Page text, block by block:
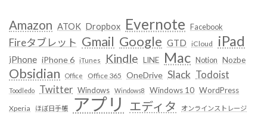
Amazon ATOK Dropbox Evernote Facebook
Fireタブレット Gmail Google GTD iCloud iPad
iPhone iPhone 6 iTunes Kindle LINE Mac Notion Nozbe
Obsidian Office Office 365 OneDrive Slack Todoist
Toodledo Twitter Windows Windows8 Windows 10 WordPress
Xperia ほぼ日手帳 アプリ エディタ オンラインストレージ